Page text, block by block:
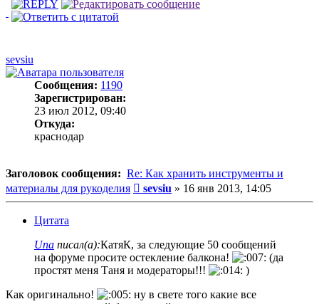
sevsiu
Сообщения: 1190
Зарегистрирован:
23 июл 2012, 09:40
Откуда:
краснодар
Заголовок сообщения: Re: Как хранить инструменты и
материалы для рукоделия
Сообщение
sevsiu » 16 янв 2013, 14:05
Цитата
Una писал(а):КатяК, за следующие 50 сообщений
на форуме просите остекление балкона!
(да
простят меня Таня и модераторы!!!
)
Как оригинально!
ну в свете того какие все